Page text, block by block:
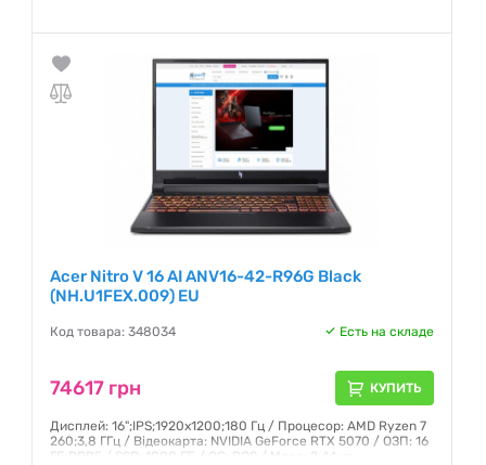
Acer Nitro V 16 AI ANV16-42-R96G Black
(NH.U1FEX.009) EU
Код товара: 348034 Есть на складе
74617 грн КУПИТЬ
Дисплей: 16";IPS;1920x1200;180 Гц / Процесор: AMD Ryzen 7
260;3,8 ГГц / Відеокарта: NVIDIA GeForce RTX 5070 / ОЗП: 16
ГБ;DDR5 / SSD: 1000 ГБ / ОС: DOS / Маса: 2,44 кг